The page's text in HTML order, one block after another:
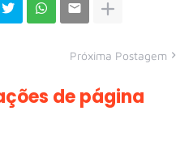
Próxima Postagem
de página